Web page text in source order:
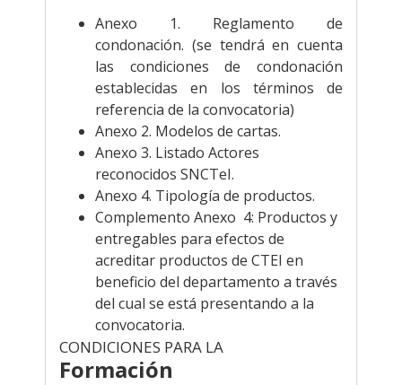
Anexo 1. Reglamento de
condonación. (se tendrá en cuenta
las condiciones de condonación
establecidas en los términos de
referencia de la convocatoria)
Anexo 2. Modelos de cartas.
Anexo 3. Listado Actores
reconocidos SNCTeI.
Anexo 4. Tipología de productos.
Complemento Anexo 4: Productos y
entregables para efectos de
acreditar productos de CTEI en
beneficio del departamento a través
del cual se está presentando a la
convocatoria.
CONDICIONES PARA LA
Formación